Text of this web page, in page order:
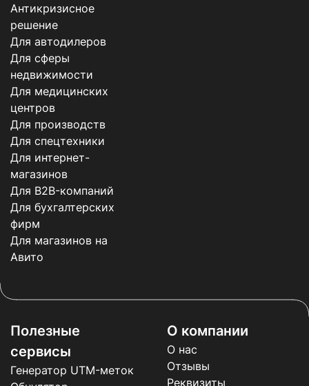
Антикризисное
решение
Для автодилеров
Для сферы
недвижимости
Для медицинских
центров
Для производств
Для спецтехники
Для интернет-
магазинов
Для B2B-компаний
Для бухгалтерских
фирм
Для магазинов на
Авито
Полезные
сервисы
Генератор UTM-меток
О компании
О нас
Отзывы
Реквизиты